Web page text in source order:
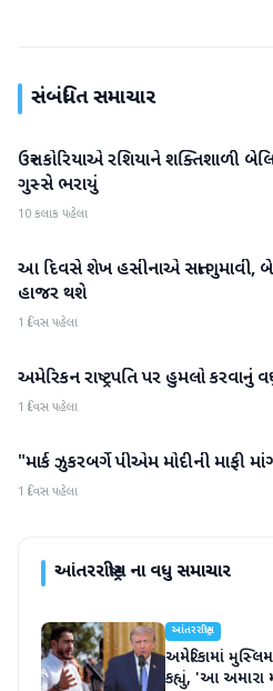
સંબંધિત સમાચાર
આંતરરાષ્ટ્રીય
ઉત્તર કોરિયાએ રશિયાને શક્તિશાળી
ગુસ્સે ભરાયું
10 કલાક પહેલા
આંતરરાષ્ટ્રીય
આ દિવસે શેખ હસીનાએ સત્તા ગુમાવી, બે
હાજર થશે
1 દિવસ પહેલા
આંતરરાષ્ટ્રીય
અમેરિકન રાષ્ટ્રપતિ પર હુમલો કરવાનું
1 દિવસ પહેલા
આંતરરાષ્ટ્રીય
"માર્ક ઝુકરબર્ગે પીએમ મોદીની માફી
1 દિવસ પહેલા
આંતરરાષ્ટ્રીયના વધુ સમાચાર
આંતરરાષ્ટ્રીય
અમેરિકામાં
કહ્યું, 'આ અમારા